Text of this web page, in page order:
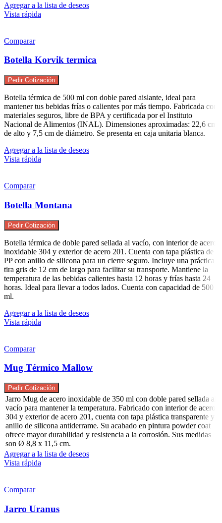
Agregar a la lista de deseos
Vista rápida
Comparar
Botella Korvik termica
Pedir Cotización
Botella térmica de 500 ml con doble pared aislante, ideal para
mantener tus bebidas frías o calientes por más tiempo. Fabricada con
materiales seguros, libre de BPA y certificada por el Instituto
Nacional de Alimentos (INAL). Dimensiones aproximadas: 22,6 cm
de alto y 7,5 cm de diámetro. Se presenta en caja unitaria blanca.
Agregar a la lista de deseos
Vista rápida
Comparar
Botella Montana
Pedir Cotización
Botella térmica de doble pared sellada al vacío, con interior de acero
inoxidable 304 y exterior de acero 201. Cuenta con tapa plástica de
PP con anillo de silicona para un cierre seguro. Incluye una práctica
tira gris de 12 cm de largo para facilitar su transporte. Mantiene la
temperatura de las bebidas calientes hasta 12 horas y frías hasta 24
horas. Ideal para llevar a todos lados. Cuenta con capacidad de 500
ml.
Agregar a la lista de deseos
Vista rápida
Comparar
Mug Térmico Mallow
Pedir Cotización
Jarro Mug de acero inoxidable de 350 ml con doble pared sellada al
vacío para mantener la temperatura. Fabricado con interior de acero
304 y exterior de acero 201, cuenta con tapa plástica transparente y
anillo de silicona antiderrame. Su acabado en pintura powder coat
ofrece mayor durabilidad y resistencia a la corrosión. Sus medidas
son Ø 8,8 x 11,5 cm.
Agregar a la lista de deseos
Vista rápida
Comparar
Jarro Uranus